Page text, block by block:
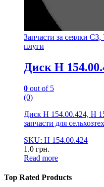
Запчасти за сеялки
плуги
Диск Н
0 out of 5
(0)
Диск Н 154.00.424, Н
запчасти для
SKU: Н 154.00.424
1.0 грн.
Read more
Top Rated Products